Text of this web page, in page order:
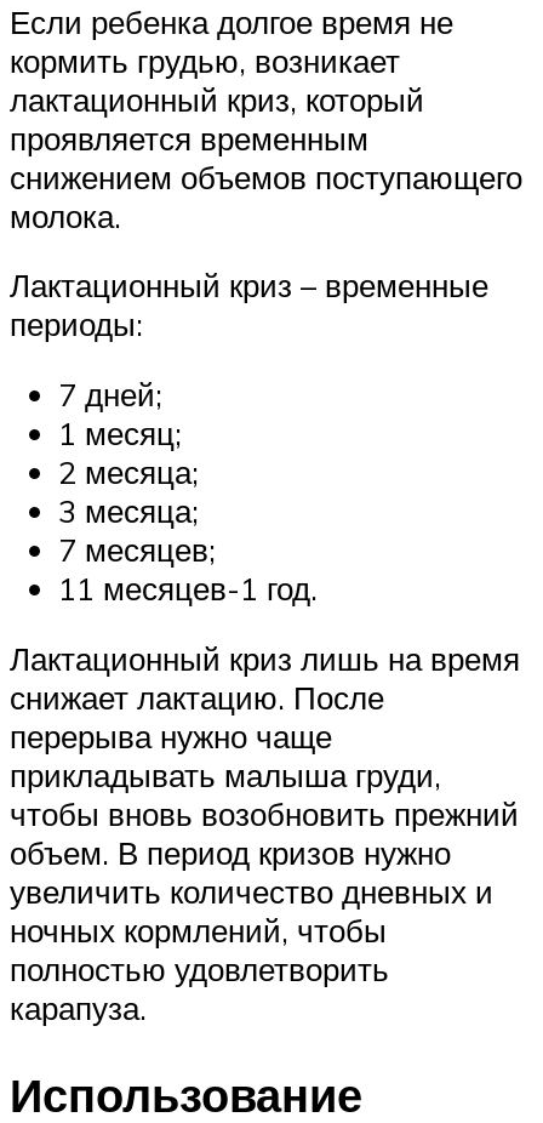
Если ребенка долгое время не
кормить грудью, возникает
лактационный криз, который
проявляется временным
снижением объемов поступающего
молока.
Лактационный криз – временные
периоды:
7 дней;
1 месяц;
2 месяца;
3 месяца;
7 месяцев;
11 месяцев-1 год.
Лактационный криз лишь на время
снижает лактацию. После
перерыва нужно чаще
прикладывать малыша груди,
чтобы вновь возобновить прежний
объем. В период кризов нужно
увеличить количество дневных и
ночных кормлений, чтобы
полностью удовлетворить
карапуза.
Использование